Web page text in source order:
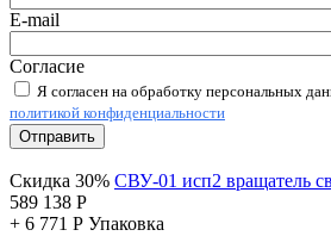
E-mail
Согласие
Я согласен на обработку персональных
политикой конфиденциальности
Отправить
Скидка 30% СВУ-01 исп2 вращатель
589 138 Р
+ 6 771 Р Упаковка